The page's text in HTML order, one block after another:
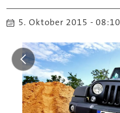
5. Oktober 2015 - 08:10